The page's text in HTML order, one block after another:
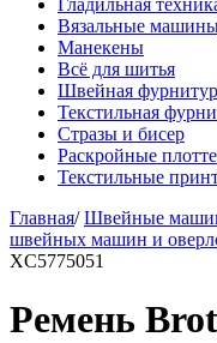
Гладильная
Вязальные
Манекены
Всё для шитья
Швейная
Текстильная
Стразы и бисер
Раскройные
Текстильные
Главная/ Швейные
швейных машин и
XC5775051
Ремень